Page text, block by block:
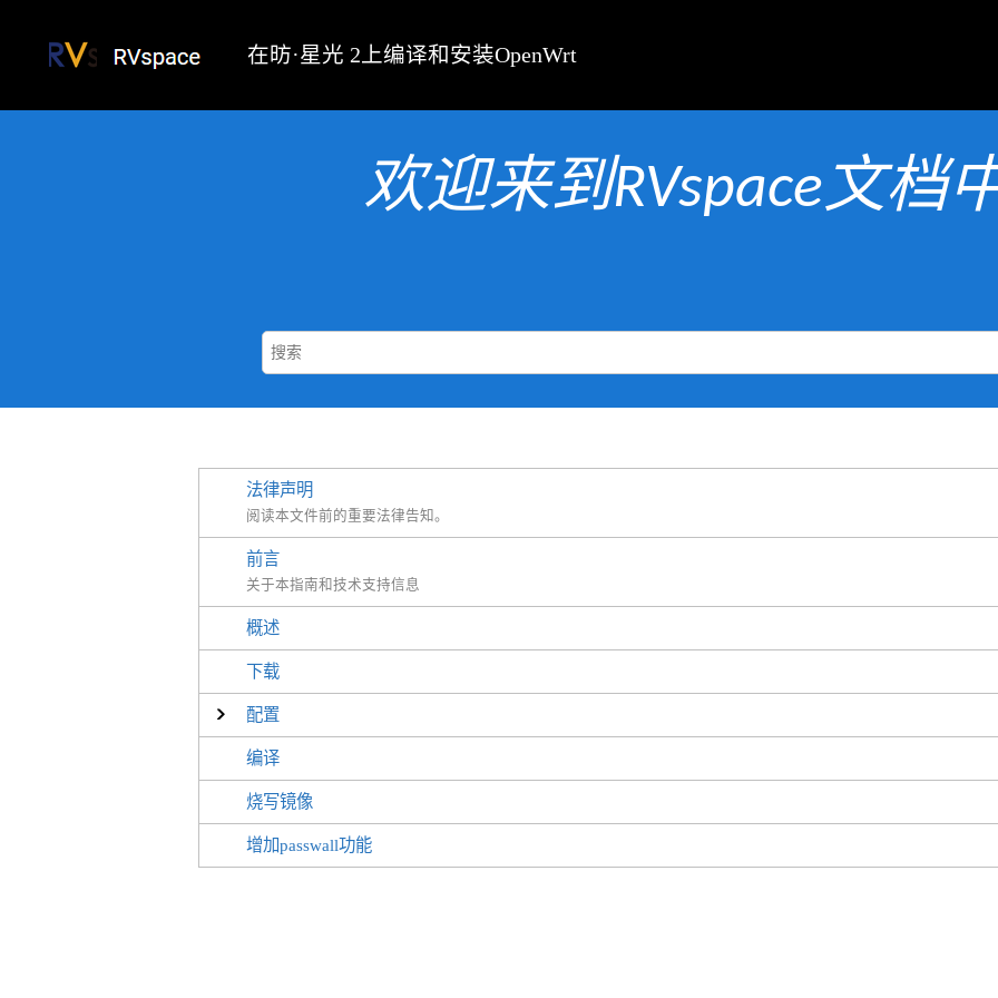
在昉·星光 2 上编译和安装OpenWrt
欢迎来到RVspace文档
法律声明
阅读本文件前的重要法律告知。
前言
关于本指南和技术支持信息
概述
下载
配置
编译
烧写镜像
增加passwall功能